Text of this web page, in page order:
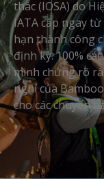
thác (IOSA) do
IATA cấp ngay
hạn thành công
định kỳ. 100%
minh chứng rõ
nghỉ của
cho các chuyến